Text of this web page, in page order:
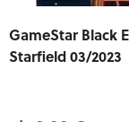
GameStar Black
Starfield 03/2023